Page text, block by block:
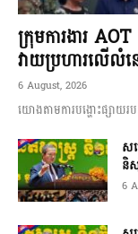
ក្រុមការងារ
វាយប្រហារលើលំ
6 August, 2026
យោងតាមការបង្ហោះផ្សាយ
ស
និ
6